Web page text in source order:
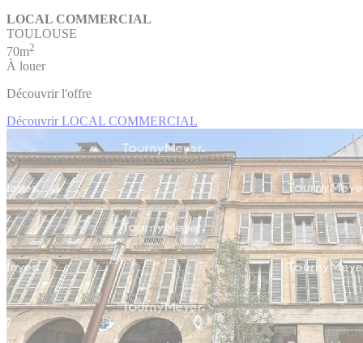
LOCAL COMMERCIAL
TOULOUSE
70m2
À louer
Découvrir l'offre
Découvrir LOCAL COMMERCIAL